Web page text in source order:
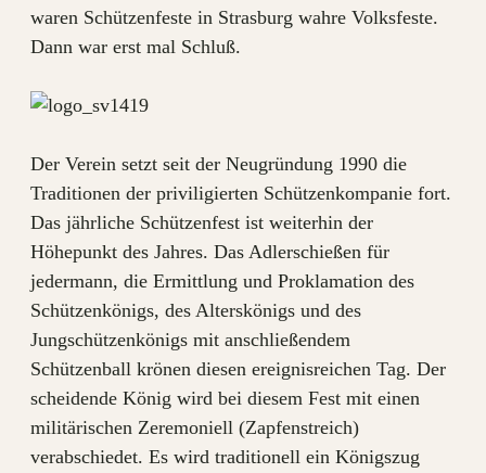
waren Schützenfeste in Strasburg wahre Volksfeste.
Dann war erst mal Schluß.
Der Verein setzt seit der Neugründung 1990 die
Traditionen der priviligierten Schützenkompanie fort.
Das jährliche Schützenfest ist weiterhin der
Höhepunkt des Jahres. Das Adlerschießen für
jedermann, die Ermittlung und Proklamation des
Schützenkönigs, des Alterskönigs und des
Jungschützenkönigs mit anschließendem
Schützenball krönen diesen ereignisreichen Tag. Der
scheidende König wird bei diesem Fest mit einen
militärischen Zeremoniell (Zapfenstreich)
verabschiedet. Es wird traditionell ein Königszug